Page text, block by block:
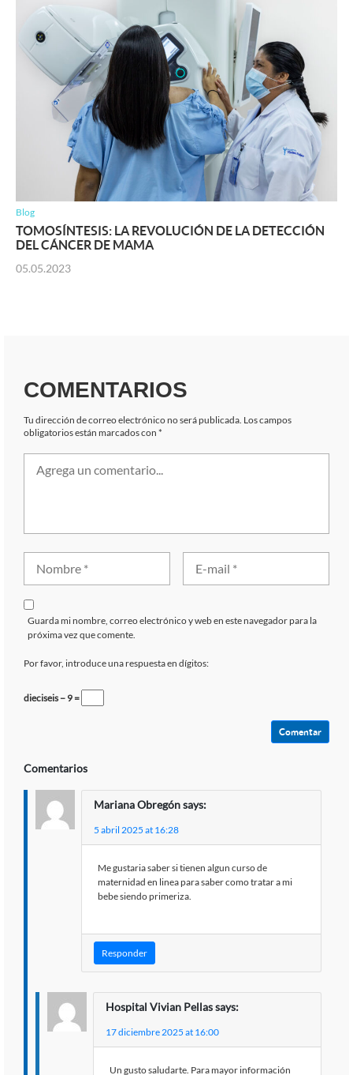
Blog
TOMOSÍNTESIS: LA REVOLUCIÓN DE LA DETECCIÓN
DEL CÁNCER DE MAMA
05.05.2023
COMENTARIOS
Tu dirección de correo electrónico no será publicada. Los campos
obligatorios están marcados con *
Guarda mi nombre, correo electrónico y web en este navegador para la
próxima vez que comente.
Por favor, introduce una respuesta en dígitos:
dieciseis − 9 =
Comentarios
Mariana Obregón says:
5 abril 2025 at 16:28
Me gustaria saber si tienen algun curso de
maternidad en linea para saber como tratar a mi
bebe siendo primeriza.
Responder
Hospital Vivian Pellas says:
17 diciembre 2025 at 16:00
Un gusto saludarte. Para mayor información